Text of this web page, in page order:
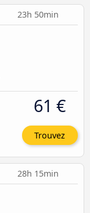
23h 50min
61 €
Trouvez
28h 15min